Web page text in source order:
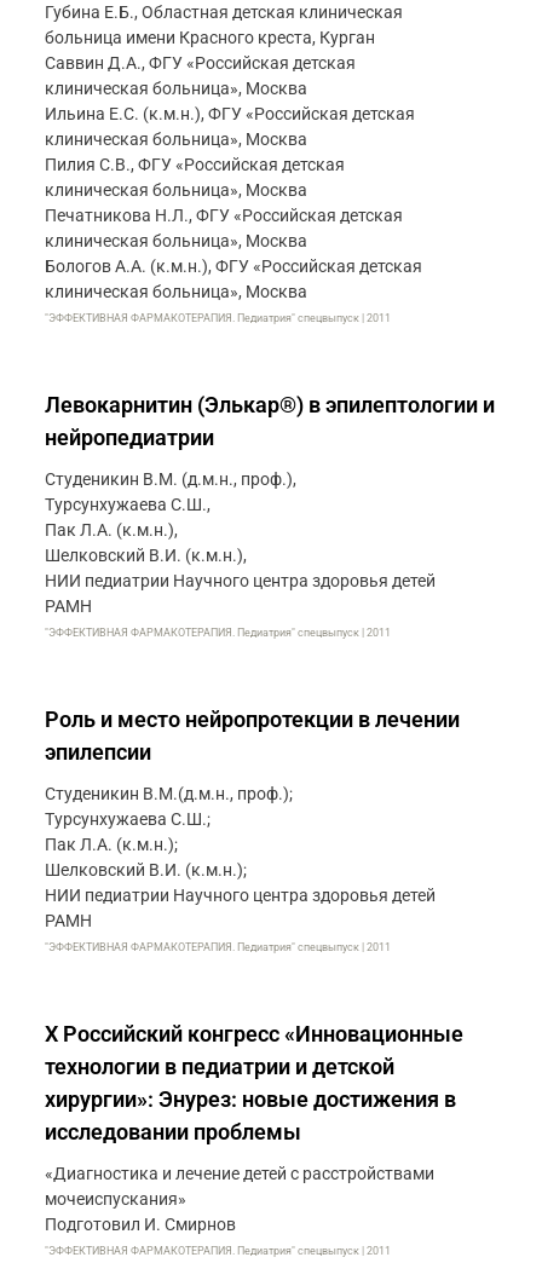
Губина Е.Б., Областная детская клиническая
больница имени Красного креста, Курган
Саввин Д.А., ФГУ «Российская детская
клиническая больница», Москва
Ильина Е.С. (к.м.н.), ФГУ «Российская детская
клиническая больница», Москва
Пилия С.В., ФГУ «Российская детская
клиническая больница», Москва
Печатникова Н.Л., ФГУ «Российская детская
клиническая больница», Москва
Бологов А.А. (к.м.н.), ФГУ «Российская детская
клиническая больница», Москва
"ЭФФЕКТИВНАЯ ФАРМАКОТЕРАПИЯ. Педиатрия" спецвыпуск | 2011
Левокарнитин (Элькар®) в эпилептологии и
нейропедиатрии
Студеникин В.М. (д.м.н., проф.),
Турсунхужаева С.Ш.,
Пак Л.А. (к.м.н.),
Шелковский В.И. (к.м.н.),
НИИ педиатрии Научного центра здоровья детей
РАМН
"ЭФФЕКТИВНАЯ ФАРМАКОТЕРАПИЯ. Педиатрия" спецвыпуск | 2011
Роль и место нейропротекции в лечении
эпилепсии
Студеникин В.М.(д.м.н., проф.);
Турсунхужаева С.Ш.;
Пак Л.А. (к.м.н.);
Шелковский В.И. (к.м.н.);
НИИ педиатрии Научного центра здоровья детей
РАМН
"ЭФФЕКТИВНАЯ ФАРМАКОТЕРАПИЯ. Педиатрия" спецвыпуск | 2011
X Российский конгресс «Инновационные
технологии в педиатрии и детской
хирургии»: Энурез: новые достижения в
исследовании проблемы
«Диагностика и лечение детей с расстройствами
мочеиспускания»
Подготовил И. Смирнов
"ЭФФЕКТИВНАЯ ФАРМАКОТЕРАПИЯ. Педиатрия" спецвыпуск | 2011